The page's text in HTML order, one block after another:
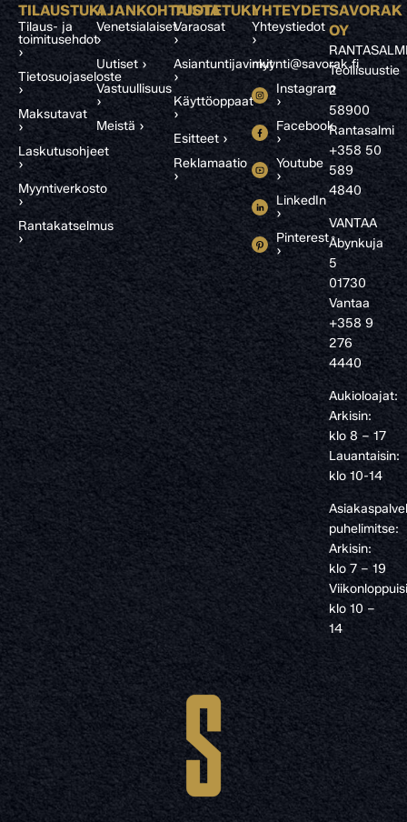
TILAUSTUKI
Tilaus- ja
toimitusehdot
›
Tietosuojaseloste
›
Maksutavat
›
Laskutusohjeet
›
Myyntiverkosto
›
Rantakatselmus
›
AJANKOHTAISTA
Venetsialaiset
›
Uutiset ›
Vastuullisuus
›
Meistä ›
TUOTETUKI
Varaosat
›
Asiantuntijavinkit
›
Käyttöoppaat
›
Esitteet ›
Reklamaatio
›
YHTEYDET
Yhteystiedot
›
myynti@savorak.fi
Instagram
›
Facebook
›
Youtube
›
LinkedIn
›
Pinterest
›
SAVORAK
OY
Teollisuustie
2
58900
Rantasalmi
+358 50
589
4840
VANTAA
Åbynkuja
5
01730
Vantaa
+358 9
276
4440
Aukioloajat:
Arkisin:
klo 8 – 17
Lauantaisin:
klo 10-14
puhelimitse:
Arkisin:
klo 7 – 19
klo 10 –
14